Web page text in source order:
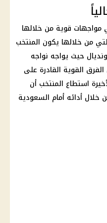
قوية من خلالها
من خلالها يكون المنتخب
حيث يواجه نواجه
الفرق القوية القادرة على
استطاع المنتخب أن
خلال أدائه أمام السعودية